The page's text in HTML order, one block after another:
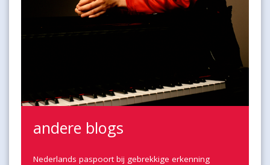
andere blogs
Nederlands paspoort bij gebrekkige erkenning